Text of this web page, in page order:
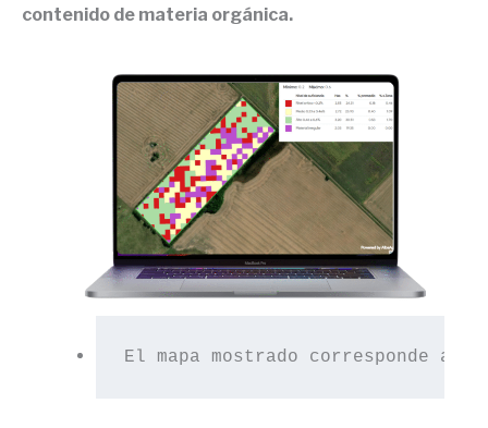
contenido de materia orgánica.
El mapa mostrado corresponde a